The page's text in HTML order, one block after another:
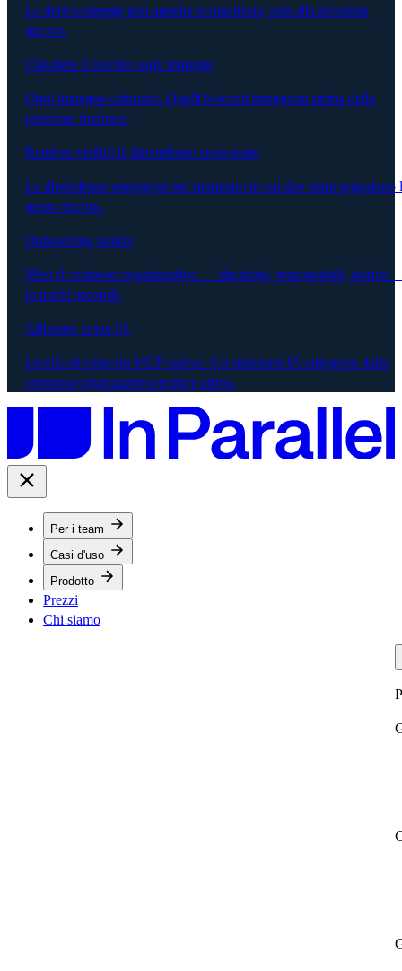
La deriva emerge non appena si manifesta, non alla prossima
steerco.
Chiudere il cerchio sugli impegni
Ogni impegno catturato. Quelli bloccati emergono prima della
prossima riunione.
Rendere visibili le dipendenze cross-team
Le dipendenze emergono nel momento in cui due team segnalano
stesso rischio.
Onboarding rapido
Mesi di contesto organizzativo — decisioni, responsabili, storico
in pochi secondi.
Allineare la tua IA
Livello di contesto MCP-native. Gli strumenti IA attingono dalla
memoria organizzativa sempre attiva.
Per i team
Casi d'uso
Prodotto
Prezzi
Chi siamo